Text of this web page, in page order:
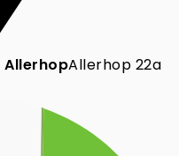
AllerhopAllerhop 22a